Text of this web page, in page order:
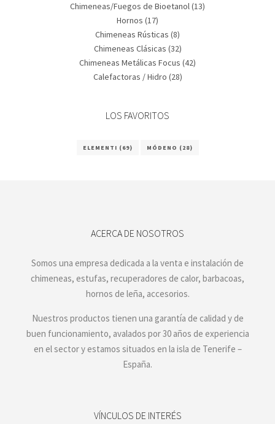
Chimeneas/Fuegos de Bioetanol(13)
Hornos (17)
Chimeneas Rústicas (8)
Chimeneas Clásicas (32)
Chimeneas Metálicas Focus (42)
Calefactoras / Hidro (28)
LOS FAVORITOS
ELEMENTI (69) MÓDENO (28)
ACERCA DE NOSOTROS
Somos una empresa dedicada a la venta e instalación de
chimeneas, estufas, recuperadores de calor, barbacoas,
hornos de leña, accesorios.
Nuestros productos tienen una garantía de calidad y de
buen funcionamiento, avalados por 30 años de experiencia
en el sector y estamos situados en la isla de Tenerife –
España.
VÍNCULOS DE INTERÉS